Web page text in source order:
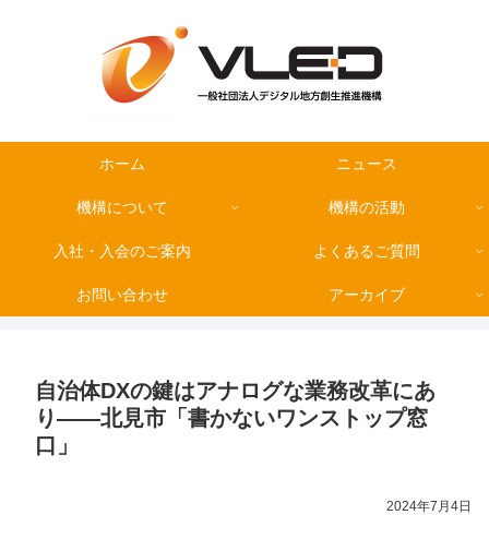
ホーム ニュース
機構について 機構の活動
入社・入会のご案内 よくあるご質問
お問い合わせ アーカイブ
自治体DXの鍵はアナログな業務改革にあ
り――北見市「書かないワンストップ窓
口」
2024年7月4日